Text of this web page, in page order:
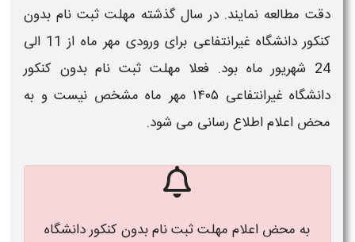
دقت مطالعه نمایند. در سال گذشته مهلت ثبت نام بدون
کنکور دانشگاه غیرانتفاعی
برای ورودی مهر ماه از 11 الی
24 شهریور ماه بود. فعلا
مهلت ثبت نام بدون کنکور
دانشگاه غیرانتفاعی ۱۴۰۵​
مهر ماه مشخص نیست و به
محض اعلام اطلاع رسانی می شود.
به محض اعلام مهلت ثبت نام بدون کنکور دانشگاه